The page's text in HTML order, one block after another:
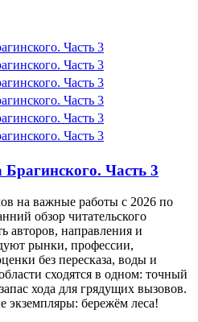
Часть 3
на важные работы с 2026 по
обзор читательского
авторов, направления и
рынки, профессии,
без пересказа, воды и
сходятся в одном: точный
хода для грядущих вызовов.
экземпляры: бережём леса!